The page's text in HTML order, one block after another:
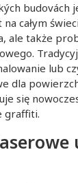
całym
ale także
lub
dla
się
graffiti.